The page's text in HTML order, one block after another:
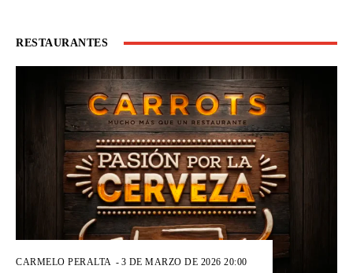
RESTAURANTES
CARMELO PERALTA - 3 DE MARZO DE 2026 20:00